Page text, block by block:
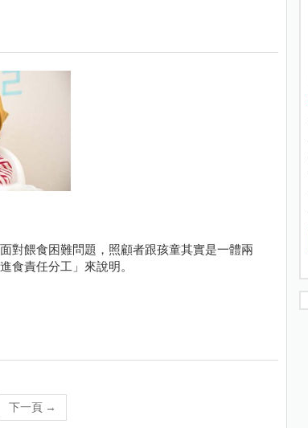
對餵食困難問題，照顧者跟孩童其實是一體兩
食責任分工」來說明。
下一頁 →